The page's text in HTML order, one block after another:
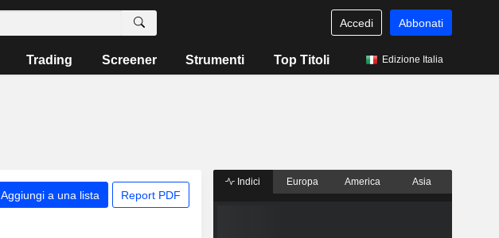
Accedi Abbonati
Trading Screener Strumenti Top Titoli Edizione Italia
Aggiungi a una lista Report PDF
Indici Europa America Asia